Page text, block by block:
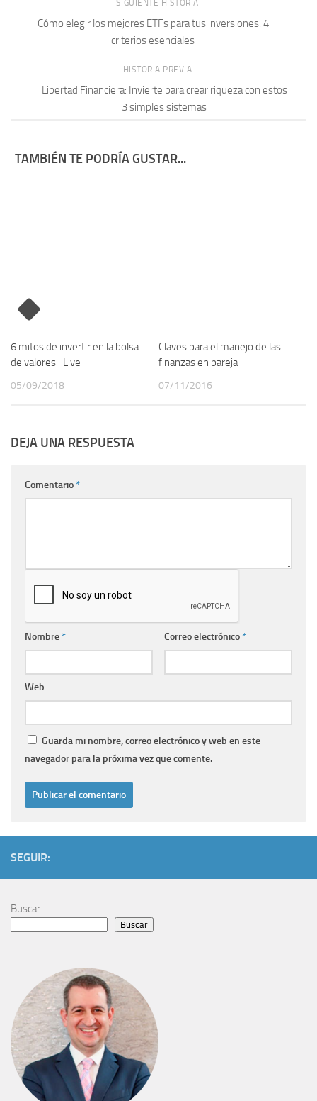
SIGUIENTE HISTORIA
Cómo elegir los mejores ETFs para tus inversiones: 4
criterios esenciales
HISTORIA PREVIA
Libertad Financiera: Invierte para crear riqueza con estos
3 simples sistemas
TAMBIÉN TE PODRÍA GUSTAR...
6 mitos de invertir en la bolsa
de valores -Live-
05/09/2018
Claves para el manejo de las
finanzas en pareja
07/11/2016
DEJA UNA RESPUESTA
Comentario*
Nombre* Correo electrónico*
Web
Guarda mi nombre, correo electrónico y web en este
navegador para la próxima vez que comente.
SEGUIR:
Buscar
Buscar